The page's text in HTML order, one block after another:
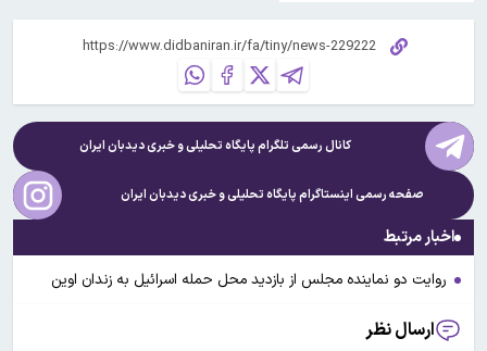
کانال رسمی تلگرام پایگاه تحلیلی و خبریدیدبان ایران
صفحه رسمی اینستاگرام پایگاه تحلیلی و خبریدیدبان ایران
اخبار مرتبط
روایت دو نماینده مجلس از بازدید محل حمله اسرائیل به زندان اوین
ارسال نظر